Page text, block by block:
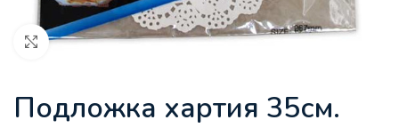
Увеличи
Подложка хартия 35см.